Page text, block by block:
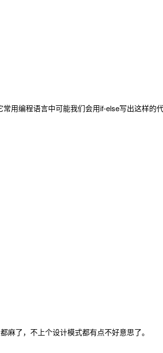
用编程语言中可能我们会用if-else写出这样的
了，不上个设计模式都有点不好意思了。